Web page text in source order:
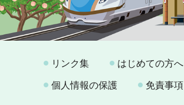
リンク集 はじめての方へ
個人情報の保護 免責事項